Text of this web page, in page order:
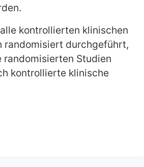
kontrollierten klinischen
randomisiert durchgeführt,
randomisierten Studien
kontrollierte klinische